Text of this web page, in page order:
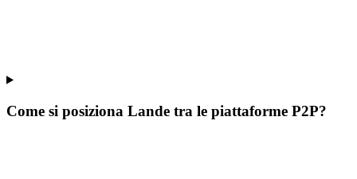
Come si posiziona Lande tra le piattaforme P2P?